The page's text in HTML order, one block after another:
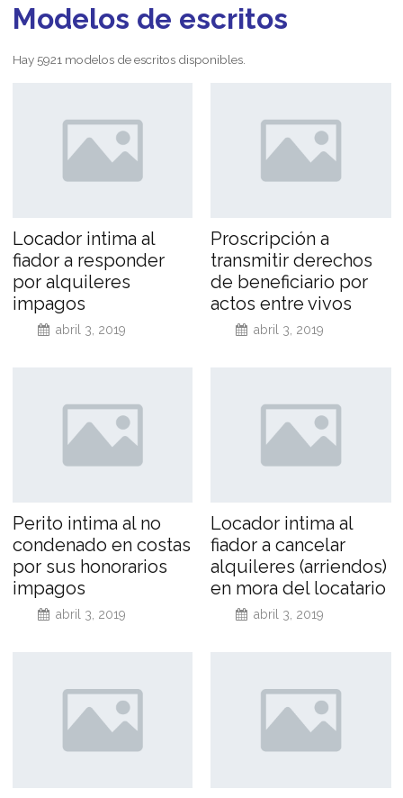
Modelos de escritos
Hay 5921 modelos de escritos disponibles.
Locador intima al
fiador a responder
por alquileres
impagos
abril 3, 2019
Proscripción a
transmitir derechos
de beneficiario por
actos entre vivos
abril 3, 2019
Perito intima al no
condenado en costas
por sus honorarios
impagos
abril 3, 2019
Locador intima al
fiador a cancelar
alquileres (arriendos)
en mora del locatario
abril 3, 2019